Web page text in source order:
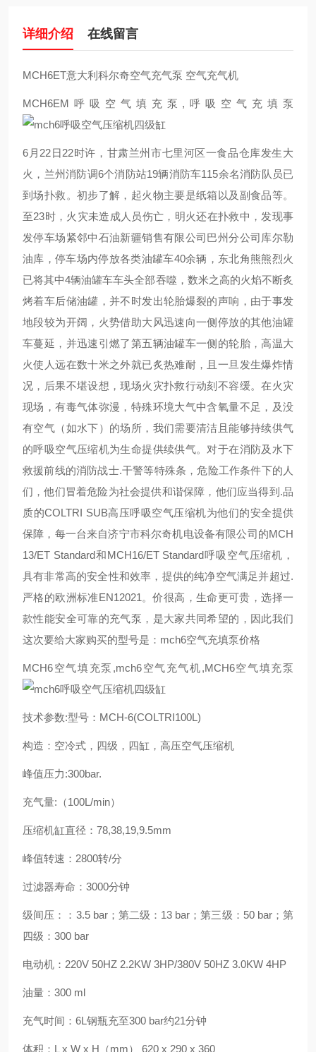
详细介绍 在线留言
MCH6ET意大利科尔奇空气充气泵 空气充气机
MCH6EM呼吸空气填充泵,呼吸空气充填泵
6月22日22时许，甘肃兰州市七里河区一食品仓库发生大
火，兰州消防调6个消防站19辆消防车115余名消防队员已
到场扑救。初步了解，起火物主要是纸箱以及副食品等。
至23时，火灾未造成人员伤亡，明火还在扑救中，发现事
发停车场紧邻中石油新疆销售有限公司巴州分公司库尔勒
油库，停车场内停放各类油罐车40余辆，东北角熊熊烈火
已将其中4辆油罐车车头全部吞噬，数米之高的火焰不断炙
烤着车后储油罐，并不时发出轮胎爆裂的声响，由于事发
地段较为开阔，火势借助大风迅速向一侧停放的其他油罐
车蔓延，并迅速引燃了第五辆油罐车一侧的轮胎，高温大
火使人远在数十米之外就已炙热难耐，且一旦发生爆炸情
况，后果不堪设想，现场火灾扑救行动刻不容缓。在火灾
现场，有毒气体弥漫，特殊环境大气中含氧量不足，及没
有空气（如水下）的场所，我们需要清洁且能够持续供气
的呼吸空气压缩机为生命提供续供气。对于在消防及水下
救援前线的消防战士.干警等特殊条，危险工作条件下的人
们，他们冒着危险为社会提供和谐保障，他们应当得到.品
质的COLTRI SUB高压呼吸空气压缩机为他们的安全提供
保障，每一台来自济宁市科尔奇机电设备有限公司的MCH
13/ET Standard和MCH16/ET Standard呼吸空气压缩机，
具有非常高的安全性和效率，提供的纯净空气满足并超过.
严格的欧洲标准EN12021。价很高，生命更可贵，选择一
款性能安全可靠的充气泵，是大家共同希望的，因此我们
这次要给大家购买的型号是：mch6空气充填泵价格
MCH6空气填充泵,mch6空气充气机,MCH6空气填充泵
技术参数:型号：MCH-6(COLTRI100L)
构造：空冷式，四级，四缸，高压空气压缩机
峰值压力:300bar.
充气量:（100L/min）
压缩机缸直径：78,38,19,9.5mm
峰值转速：2800转/分
过滤器寿命：3000分钟
级间压：：3.5 bar；第二级：13 bar；第三级：50 bar；第
四级：300 bar
电动机：220V 50HZ 2.2KW 3HP/380V 50HZ 3.0KW 4HP
油量：300 ml
充气时间：6L钢瓶充至300 bar约21分钟
体积：L x W x H（mm） 620 x 290 x 360